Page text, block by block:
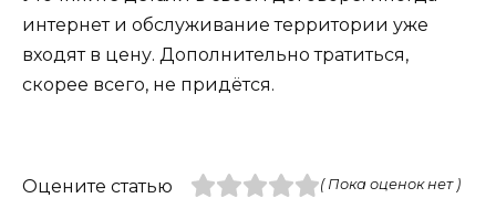
интернет и обслуживание территории уже
входят в цену. Дополнительно тратиться,
скорее всего, не придётся.
Оцените статью ( Пока оценок нет )